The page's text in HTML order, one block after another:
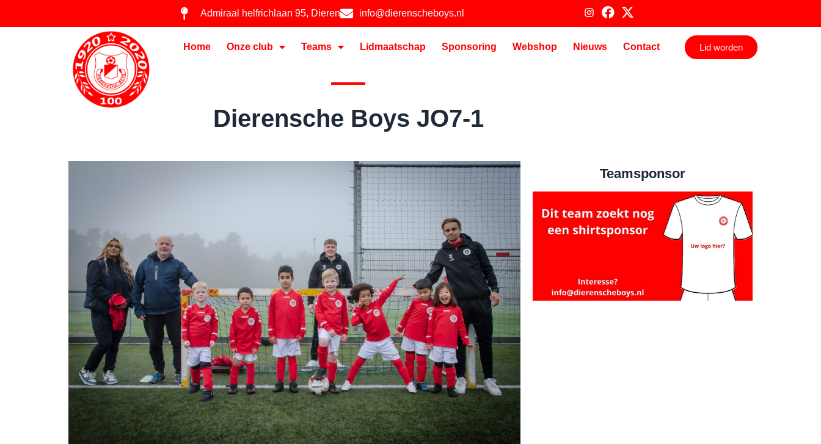
Admiraal helfrichlaan 95, Dieren info@dierenscheboys.nl
Home Onze club Teams Lidmaatschap Sponsoring Webshop Nieuws Contact Lid worden
Dierensche Boys JO7-1
Teamsponsor